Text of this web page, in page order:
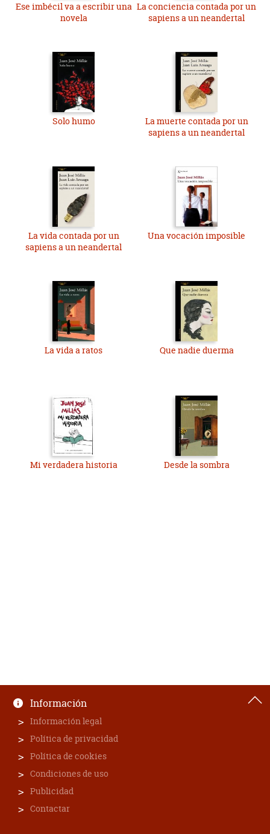
Ese imbécil va a escribir una
novela
La conciencia contada por un
sapiens a un neandertal
Solo humo
La muerte contada por un
sapiens a un neandertal
La vida contada por un
sapiens a un neandertal
Una vocación imposible
La vida a ratos Que nadie duerma
Mi verdadera historia Desde la sombra
Información
Información legal
Política de privacidad
Política de cookies
Condiciones de uso
Publicidad
Contactar